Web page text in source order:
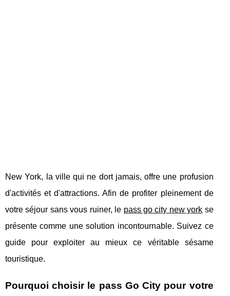
New York, la ville qui ne dort jamais, offre une profusion
d'activités et d'attractions. Afin de profiter pleinement de
votre séjour sans vous ruiner, le pass go city new york se
présente comme une solution incontournable. Suivez ce
guide pour exploiter au mieux ce véritable sésame
touristique.
Pourquoi choisir le pass Go City pour votre